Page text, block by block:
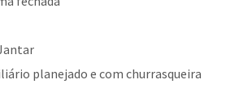
planejado e com churrasqueira